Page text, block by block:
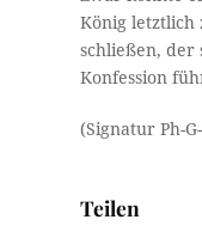
König letztlich
schließen, der
Konfession
(Signatur Ph-
Teilen